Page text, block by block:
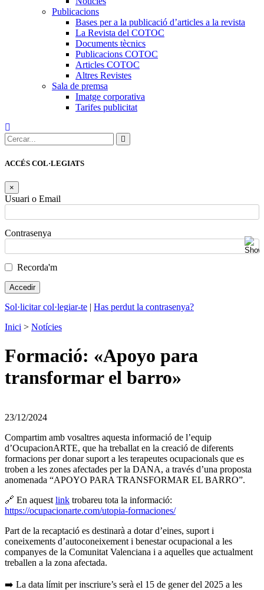
Publicacions
Bases per a la publicació d’articles a la revista
La Revista del COTOC
Documents tècnics
Publicacions COTOC
Articles COTOC
Altres Revistes
Sala de premsa
Imatge corporativa
Tarifes publicitat
Cercar:
ACCÉS COL·LEGIATS
×
Usuari o Email
Contrasenya
Recorda'm
Sol·licitar col·legiar-te | Has perdut la contrasenya?
Inici > Notícies
Formació: «Apoyo para
transformar el barro»
23/12/2024
Compartim amb vosaltres aquesta informació de l’equip
d’OcupacionARTE, que ha treballat en la creació de diferents
formacions per donar suport a les terapeutes ocupacionals que es
troben a les zones afectades per la DANA, a través d’una proposta
anomenada “APOYO PARA TRANSFORMAR EL BARRO”.
🔗 En aquest link trobareu tota la informació:
https://ocupacionarte.com/utopia-formaciones/
Part de la recaptació es destinarà a dotar d’eines, suport i
coneixements d’autoconeixement i benestar ocupacional a les
companyes de la Comunitat Valenciana i a aquelles que actualment
treballen a la zona afectada.
➡️ La data límit per inscriure’s serà el 15 de gener del 2025 a les